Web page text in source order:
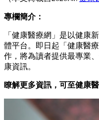
專欄簡介：
「健康醫療網」是以健康
體平台。即日起「健康醫
作，將為讀者提供最專業
康資訊。
瞭解更多資訊，可至健康